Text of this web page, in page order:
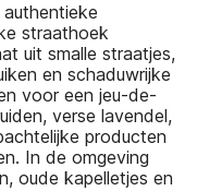
straathoek
uit smalle straatjes,
en schaduwrijke
voor een jeu-de-
verse lavendel,
producten
In de omgeving
oude kapelletjes en